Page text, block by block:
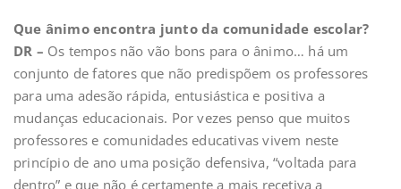
Que ânimo encontra junto da comunidade escolar?
DR – Os tempos não vão bons para o ânimo… há um
conjunto de fatores que não predispõem os professores
para uma adesão rápida, entusiástica e positiva a
mudanças educacionais. Por vezes penso que muitos
professores e comunidades educativas vivem neste
princípio de ano uma posição defensiva, “voltada para
dentro” e que não é certamente a mais recetiva a